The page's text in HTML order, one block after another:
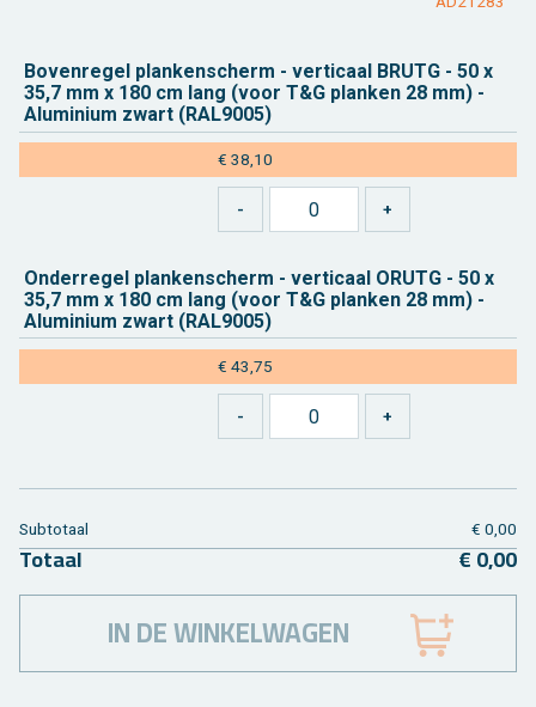
Bo­ven­re­gel plan­ken­scherm - ver­ti­caal BRUTG - 50 x
35,7 mm x 180 cm lang (voor T&G plan­ken 28 mm) -
Alu­mi­ni­um zwart (RAL9005)
€ 38,10
On­der­re­gel plan­ken­scherm - ver­ti­caal ORUTG - 50 x
35,7 mm x 180 cm lang (voor T&G plan­ken 28 mm) -
Alu­mi­ni­um zwart (RAL9005)
€ 43,75
Sub­to­taal € 0,00
To­taal € 0,00
IN DE WINKELWAGEN